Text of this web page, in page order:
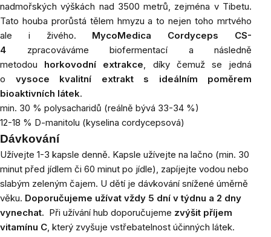
nadmořských výškách nad 3500 metrů, zejména v Tibetu.
Tato houba prorůstá tělem hmyzu a to nejen toho mrtvého
ale i živého. MycoMedica Cordyceps CS-
4
zpracováváme biofermentací a následně
metodou horkovodní extrakce, díky čemuž se jedná
o vysoce kvalitní extrakt s ideálním poměrem
bioaktivních látek.
min. 30 % polysacharidů (reálně bývá 33-34 %)
12-18 % D-manitolu (kyselina cordycepsová)
Dávkování
Užívejte 1-3 kapsle denně. Kapsle užívejte na lačno (min. 30
minut před jídlem či 60 minut po jídle), zapíjejte vodou nebo
slabým zeleným čajem. U dětí je dávkování snížené úměrně
věku. Doporučujeme užívat vždy 5 dní v týdnu a 2 dny
vynechat. Při užívání hub doporučujeme zvýšit příjem
vitamínu C, který zvyšuje vstřebatelnost účinných látek.